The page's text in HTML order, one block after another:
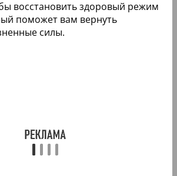
восстановить здоровый режим
поможет вам вернуть
силы.